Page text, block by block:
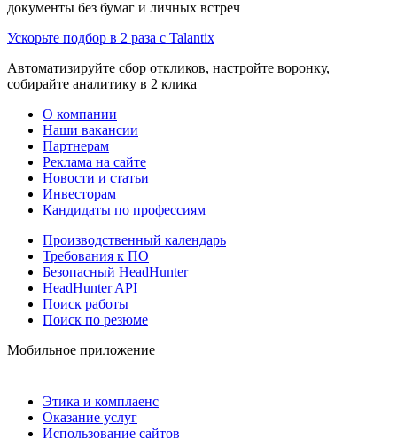
документы без бумаг и личных встреч
Ускорьте подбор в 2 раза с Talantix
Автоматизируйте сбор откликов, настройте воронку,
собирайте аналитику в 2 клика
О компании
Наши вакансии
Партнерам
Реклама на сайте
Новости и статьи
Инвесторам
Кандидаты по профессиям
Производственный календарь
Требования к ПО
Безопасный HeadHunter
HeadHunter API
Поиск работы
Поиск по резюме
Мобильное приложение
Этика и комплаенс
Оказание услуг
Использование сайтов